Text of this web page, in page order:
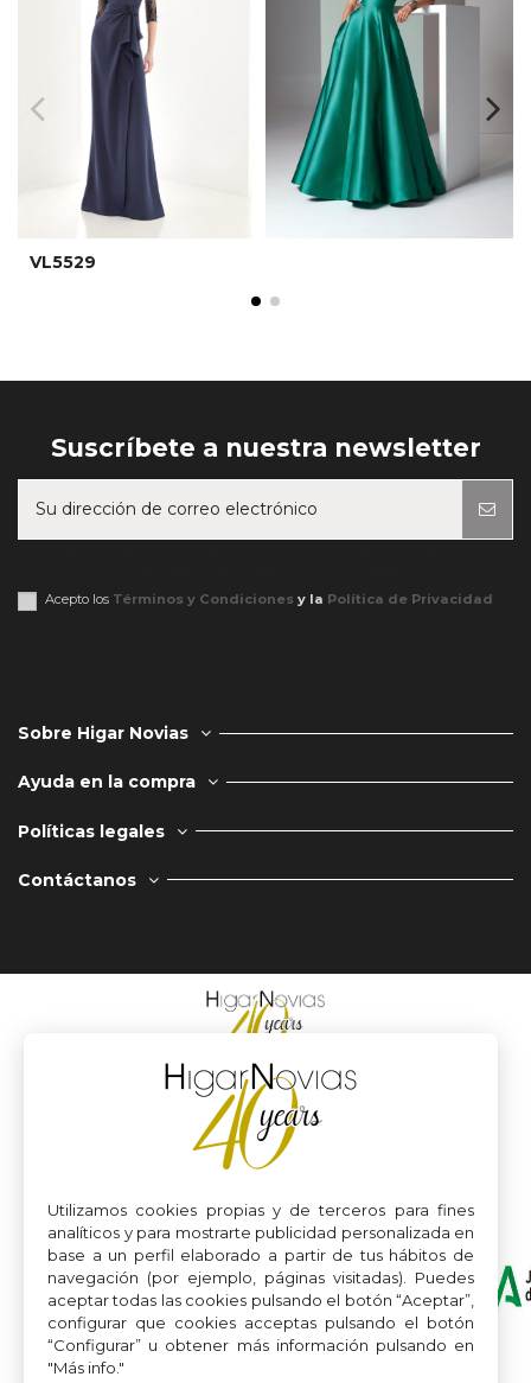
VL5529
Suscríbete a nuestra newsletter
Acepto los Términos y Condiciones y la Política de Privacidad
Sobre Higar Novias
Ayuda en la compra
Políticas legales
Contáctanos
Utilizamos cookies propias y de terceros para fines
analíticos y para mostrarte publicidad personalizada en
base a un perfil elaborado a partir de tus hábitos de
navegación (por ejemplo, páginas visitadas). Puedes
aceptar todas las cookies pulsando el botón “Aceptar”,
configurar que cookies acceptas pulsando el botón
“Configurar” u obtener más información pulsando en
"Más info."